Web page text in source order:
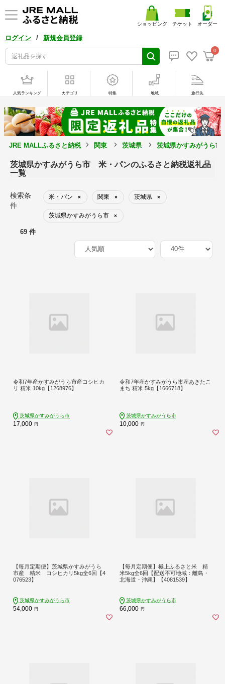
ログイン / 新規会員登録
0
ショッピング チケット オーダー
人気ランキング カテゴリ 特集 地域 旅行先
JRE MALLふるさと納税 関東 茨城県 茨城県かすみがうら市
茨城県かすみがうら市 米・パンのふるさと納税返礼品
一覧
検索条
件
米・パン × 関東 × 茨城県 ×
茨城県かすみがうら市 ×
69 件
令和7年産かすみがうら市産コシヒカ
リ 精米 10kg【1268976】
茨城県かすみがうら市
17,000 円
令和7年産かすみがうら市産あきたこ
まち 精米 5kg【1666718】
茨城県かすみがうら市
10,000 円
【毎月定期便】茨城県かすみがうら
市産 精米 コシヒカリ5kg全6回【4
076523】
茨城県かすみがうら市
54,000 円
【毎月定期便】極上ふるさと米 精
米5kg全6回【配送不可地域：離島・
北海道・沖縄】【4081539】
茨城県かすみがうら市
66,000 円